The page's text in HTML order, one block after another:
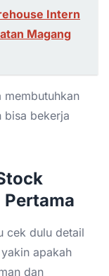
Intern
Magang
membutuhkan
bisa bekerja
Pertama
cek dulu detail
apakah
dan